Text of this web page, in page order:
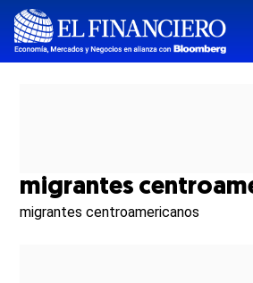
migrantes
migrantes centroamericanos